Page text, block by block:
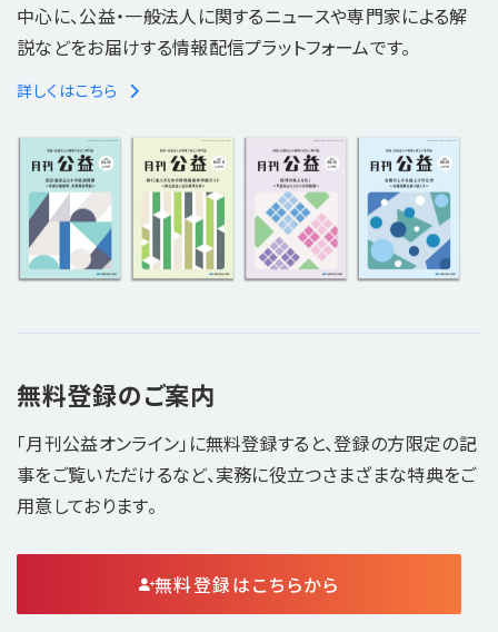
中心に、公益・一般法人に関するニュースや専門家による解
説などをお届けする情報配信プラットフォームです。
詳しくはこちら
無料登録のご案内
「月刊公益オンライン」に無料登録すると、登録の方限定の記
事をご覧いただけるなど、実務に役立つさまざまな特典をご
用意しております。
無料登録はこちらから